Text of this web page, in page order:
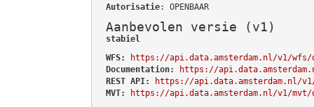
Autorisatie: OPENBAAR
Aanbevolen versie (v1)
stabiel
WFS:
https://api.data.amsterdam.nl/v1/wfs/
Documentation:
https://
REST API:
https://api.data.amsterdam.nl/v1/
MVT:
https://api.data.amsterdam.nl/v1/mvt/